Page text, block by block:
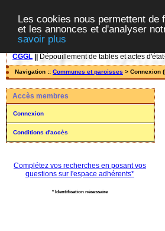
Les cookies nous permettent de
et les annonces et d'analyser
savoir plus
CGGL Dépouillement de tables et actes
Navigation :: Communes et paroisses > Connexion
Accès membres
Connexion
Conditions d'accès
Complétez vos recherches en posant vos
questions sur l'espace adhérents*
* Identification nécessaire